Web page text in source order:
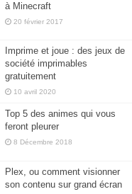
à Minecraft
20 février 2017
Imprime et joue : des jeux de
société imprimables
gratuitement
10 avril 2020
Top 5 des animes qui vous
feront pleurer
8 Décembre 2018
Plex, ou comment visionner
son contenu sur grand écran